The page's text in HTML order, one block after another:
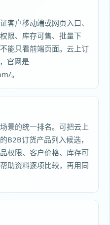
客户移动端或网页入口、
限、库存可售、批量下
能只看前端页面。云上订
官网是
。
景的统一排名。可把云上
B2B订货产品列入候选，
权限、客户价格、库存可
助资料逐项比较，再用同